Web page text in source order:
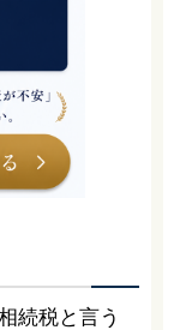
続税と言う